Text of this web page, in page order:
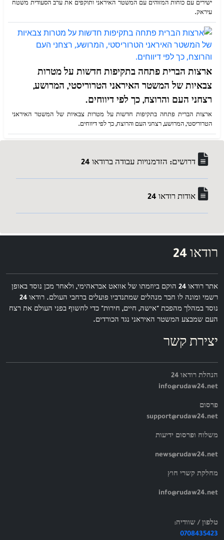
ישירים עם כוחות המזוהים עם המשטר האיראני ותוקפים את ערב הסעודית משטח
עיראק.
ארצות הברית פתחה בתקיפות חדשות על מטרות
צבאיות של המשטר האיראני הטרוריסטי, המרושע,
רצחני העם והרוצח, כך לפי דיווחים.
ארצות הברית פתחה בתקיפות חדשות על מטרות צבאיות של המשטר האיראני
הטרוריסטי, המרושע, רצחני העם והרוצח, כך לפי דיווחים.
דרושים: הזדמנויות עבודה ברודאו 24
אודות רודאו 24
רודאו 24
אתר רודאו 24 הוקם ביוזמתו של אוואט אבראהימי, ולאחר מכן נוסד באופן
רשמי ומונה לו חבר מנהלים שמתנדביו פועלים ברחבי העולם. רודאו 24
נוסד במהלך מהפכת "אישה, חיים, חירות" כדי לחשוף בפני העולם את רצח
העם שמבצע המשטר האיראני נגד הכורדים.
יצירת קשר
הנהלת רודאו 24
info@rudaw24.net
פרסום
support@rudaw24.net
משלוח ופרסום ידיעות
news@rudaw24.net
מחלקת קשרי חוץ
info@rudaw24.net
טלפון / שוודיה:
0708435423